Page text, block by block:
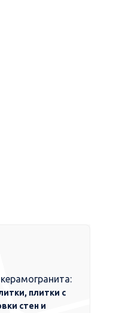
плитки с
стен и